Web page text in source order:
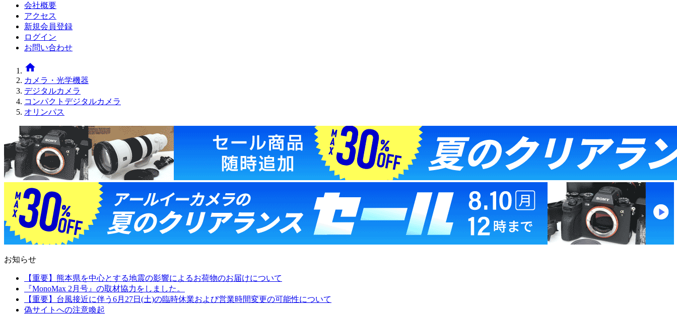
会社概要
アクセス
新規会員登録
ログイン
お問い合わせ
home
カメラ・光学機器
デジタルカメラ
コンパクトデジタルカメラ
オリンパス
お知らせ
【重要】熊本県を中心とする地震の影響によるお荷物のお届けについて
『MonoMax 2月号』の取材協力をしました。
【重要】台風接近に伴う6月27日(土)の臨時休業および営業時間変更の可能性について
偽サイトへの注意喚起